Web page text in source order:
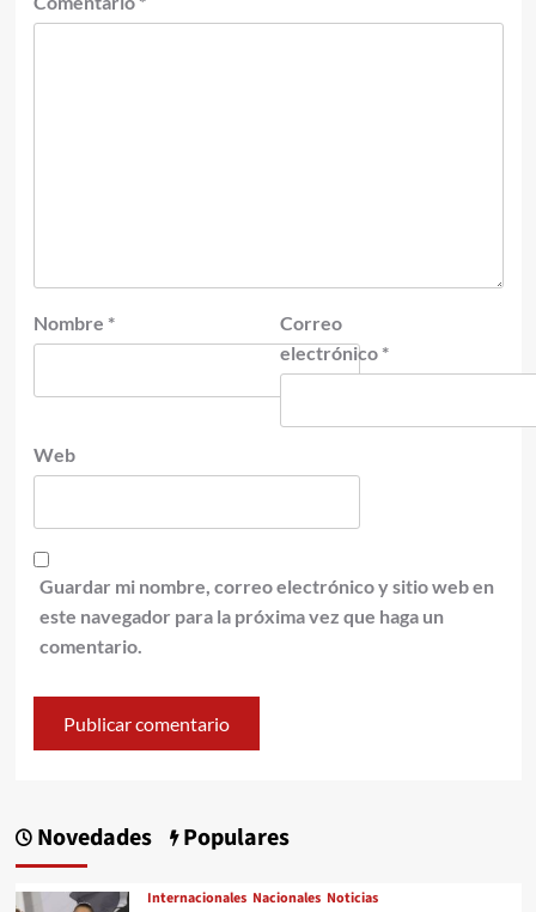
Nombre *
Correo
electrónico *
Web
Guardar mi nombre, correo electrónico y sitio web en
este navegador para la próxima vez que haga un
comentario.
Novedades Populares
Internacionales Nacionales Noticias